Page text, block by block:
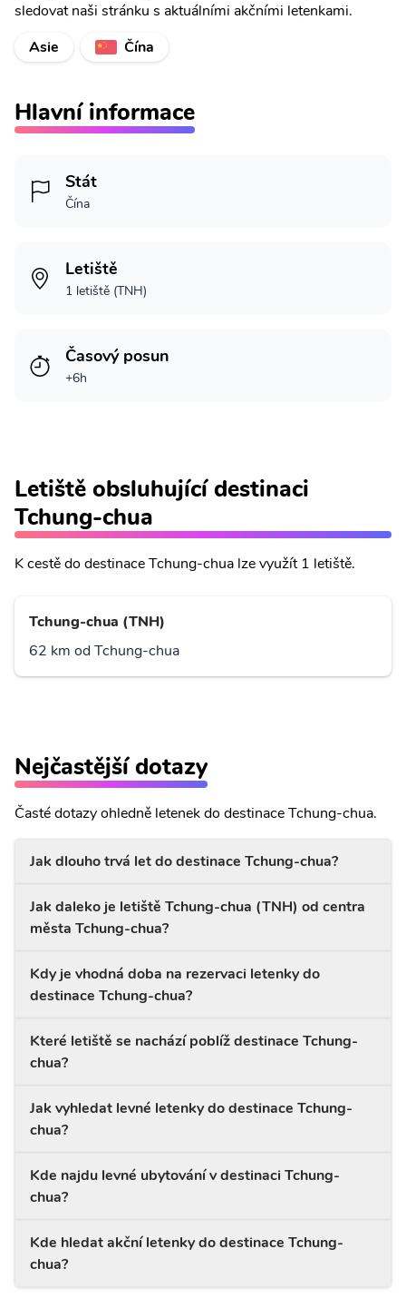
sledovat naši stránku s aktuálními akčními letenkami.
Asie
Čína
Hlavní informace
Stát
Čína
Letiště
1 letiště (TNH)
Časový posun
+6h
Letiště obsluhující destinaci
Tchung-chua
K cestě do destinace Tchung-chua lze využít 1 letiště.
Tchung-chua (TNH)
62 km od Tchung-chua
Nejčastější dotazy
Časté dotazy ohledně letenek do destinace Tchung-chua.
Jak dlouho trvá let do destinace Tchung-chua?
Jak daleko je letiště Tchung-chua (TNH) od centra
města Tchung-chua?
Kdy je vhodná doba na rezervaci letenky do
destinace Tchung-chua?
Které letiště se nachází poblíž destinace Tchung-
chua?
Jak vyhledat levné letenky do destinace Tchung-
chua?
Kde najdu levné ubytování v destinaci Tchung-
chua?
Kde hledat akční letenky do destinace Tchung-
chua?